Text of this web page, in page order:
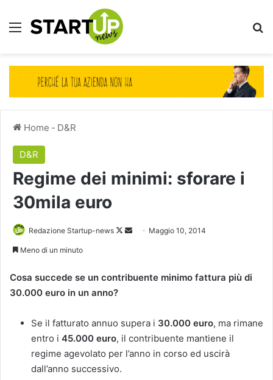
Menu
Home - D&R
D&R
Regime dei minimi: sforare i
30mila euro
Redazione Startup-news
Follow
Invia Maggio 10, 2014
Meno di un minuto
Cosa succede se un contribuente minimo fattura più di
30.000 euro in un anno?
Se il fatturato annuo supera i 30.000 euro, ma rimane
entro i 45.000 euro, il contribuente mantiene il
regime agevolato per l’anno in corso ed uscirà
dall’anno successivo.